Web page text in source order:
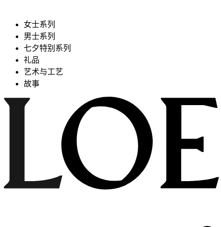
女士系列
男士系列
七夕特别系列
礼品
艺术与工艺
故事